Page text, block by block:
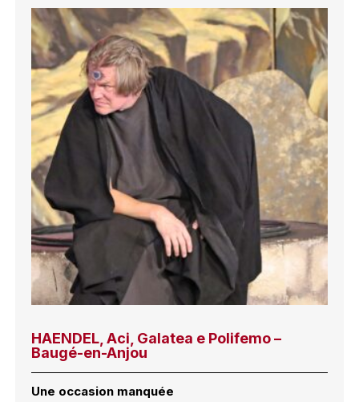
HAENDEL, Aci, Galatea e Polifemo –
Baugé-en-Anjou
Une occasion manquée